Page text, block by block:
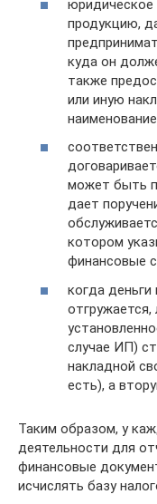
юридическое
продукцию,
куда он
также
или иную
может быть
дает
котором
финансовые
когда
случае ИП)
накладной
есть), а
Таким образом, у
деятельности для
финансовые
исчислять базу